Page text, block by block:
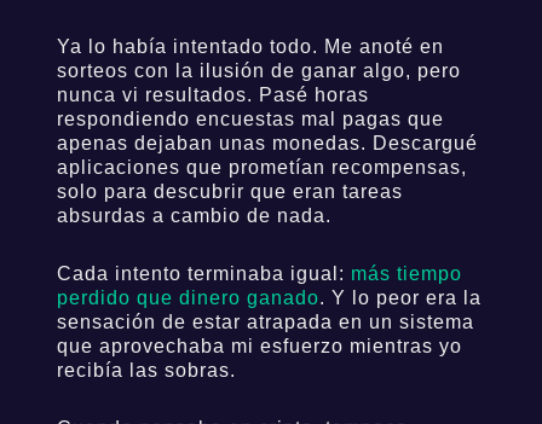
Ya lo había intentado todo. Me anoté en
sorteos con la ilusión de ganar algo, pero
nunca vi resultados. Pasé horas
respondiendo encuestas mal pagas que
apenas dejaban unas monedas. Descargué
aplicaciones que prometían recompensas,
solo para descubrir que eran tareas
absurdas a cambio de nada.
Cada intento terminaba igual: más tiempo
perdido que dinero ganado. Y lo peor era la
sensación de estar atrapada en un sistema
que aprovechaba mi esfuerzo mientras yo
recibía las sobras.